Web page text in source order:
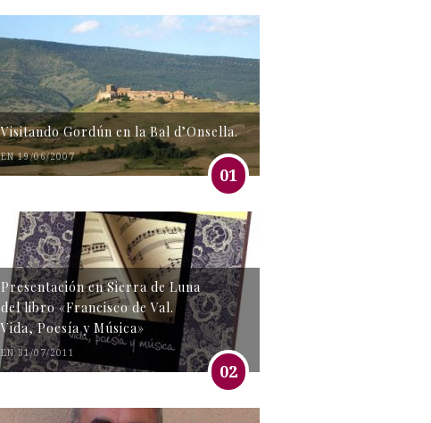
Visitando Gordún en la Bal d’Onsella.
EN 19/06/2007
01
Presentación en Sierra de Luna
del libro «Francisco de Val.
Vida, Poesía y Música»
EN 31/07/2011
02